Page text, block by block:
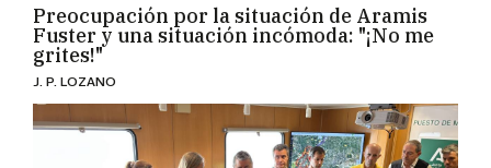
Preocupación por la situación de Aramis
Fuster y una situación incómoda: "¡No me
grites!"
J. P. LOZANO